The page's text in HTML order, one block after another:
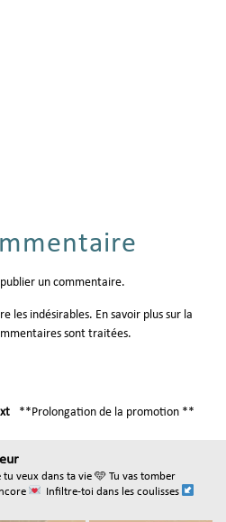
un commentaire.
les indésirables. En savoir plus sur la
sont traitées.
**Prolongation de la promotion **
tu veux dans ta vie 🩵 Tu vas tomber
Infiltre-toi dans les coulisses